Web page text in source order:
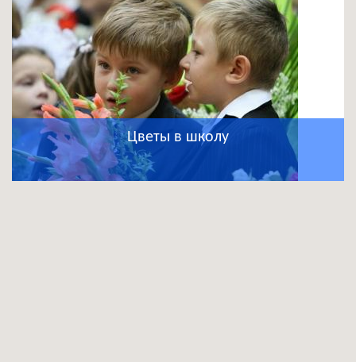
Цветы в школу